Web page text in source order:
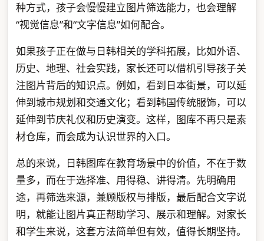
种方式，孩子会慢慢建立图片筛选能力，也会理解
“视觉信息”和“文字信息”如何配合。
如果孩子正在做与日韩相关的学科拓展，比如外语、
历史、地理、社会实践，家长还可以借机引导孩子关
注图片背后的知识点。例如，看到日本街景，可以延
伸到城市规划和交通文化；看到韩国传统服饰，可以
延伸到节庆礼仪和历史演变。这样，图库不再只是素
材仓库，而会成为认识世界的入口。
总的来说，日韩图库在教育场景中的价值，不在于数
量多，而在于选择准、用得稳、讲得清。先明确用
途，再筛选来源，兼顾版权与排版，最后配合文字说
明，就能让图片真正帮助学习、展示和理解。对家长
和学生来说，这套方法简单但有效，值得长期坚持。